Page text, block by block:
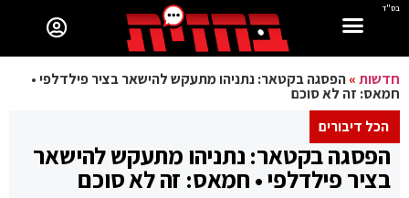
בס"ד
חדשות»הפסגה בקטאר: נתניהו מתעקש להישאר בציר פילדלפי •
חמאס: זה לא סוכם
הכל דיבורים
הפסגה בקטאר: נתניהו מתעקש להישאר
בציר פילדלפי • חמאס: זה לא סוכם